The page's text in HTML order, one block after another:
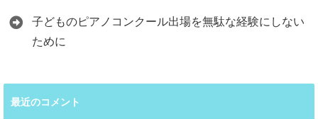
子どものピアノコンクール出場を無駄な経験にしない
ために
最近のコメント